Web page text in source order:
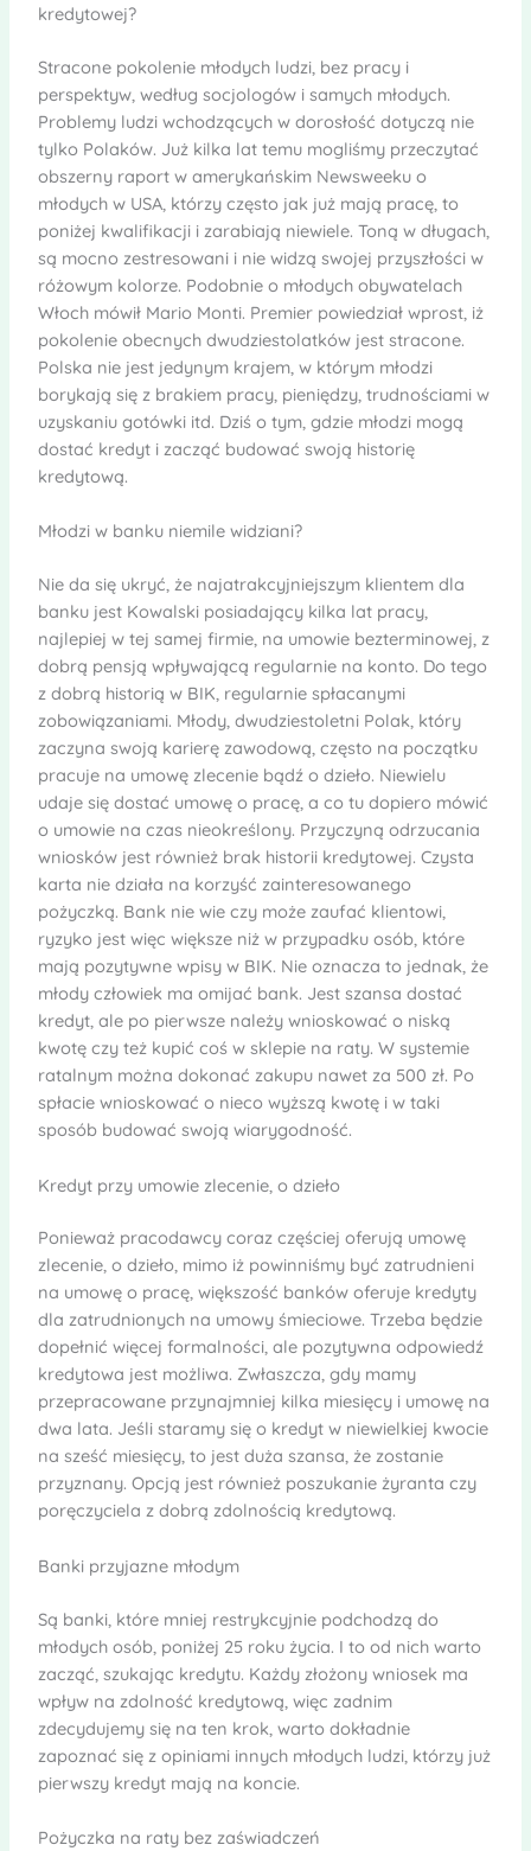
kredytowej?
Stracone pokolenie młodych ludzi, bez pracy i
perspektyw, według socjologów i samych młodych.
Problemy ludzi wchodzących w dorosłość dotyczą nie
tylko Polaków. Już kilka lat temu mogliśmy przeczytać
obszerny raport w amerykańskim Newsweeku o
młodych w USA, którzy często jak już mają pracę, to
poniżej kwalifikacji i zarabiają niewiele. Toną w długach,
są mocno zestresowani i nie widzą swojej przyszłości w
różowym kolorze. Podobnie o młodych obywatelach
Włoch mówił Mario Monti. Premier powiedział wprost, iż
pokolenie obecnych dwudziestolatków jest stracone.
Polska nie jest jedynym krajem, w którym młodzi
borykają się z brakiem pracy, pieniędzy, trudnościami w
uzyskaniu gotówki itd. Dziś o tym, gdzie młodzi mogą
dostać kredyt i zacząć budować swoją historię
kredytową.
Młodzi w banku niemile widziani?
Nie da się ukryć, że najatrakcyjniejszym klientem dla
banku jest Kowalski posiadający kilka lat pracy,
najlepiej w tej samej firmie, na umowie bezterminowej, z
dobrą pensją wpływającą regularnie na konto. Do tego
z dobrą historią w BIK, regularnie spłacanymi
zobowiązaniami. Młody, dwudziestoletni Polak, który
zaczyna swoją karierę zawodową, często na początku
pracuje na umowę zlecenie bądź o dzieło. Niewielu
udaje się dostać umowę o pracę, a co tu dopiero mówić
o umowie na czas nieokreślony. Przyczyną odrzucania
wniosków jest również brak historii kredytowej. Czysta
karta nie działa na korzyść zainteresowanego
pożyczką. Bank nie wie czy może zaufać klientowi,
ryzyko jest więc większe niż w przypadku osób, które
mają pozytywne wpisy w BIK. Nie oznacza to jednak, że
młody człowiek ma omijać bank. Jest szansa dostać
kredyt, ale po pierwsze należy wnioskować o niską
kwotę czy też kupić coś w sklepie na raty. W systemie
ratalnym można dokonać zakupu nawet za 500 zł. Po
spłacie wnioskować o nieco wyższą kwotę i w taki
sposób budować swoją wiarygodność.
Kredyt przy umowie zlecenie, o dzieło
Ponieważ pracodawcy coraz częściej oferują umowę
zlecenie, o dzieło, mimo iż powinniśmy być zatrudnieni
na umowę o pracę, większość banków oferuje kredyty
dla zatrudnionych na umowy śmieciowe. Trzeba będzie
dopełnić więcej formalności, ale pozytywna odpowiedź
kredytowa jest możliwa. Zwłaszcza, gdy mamy
przepracowane przynajmniej kilka miesięcy i umowę na
dwa lata. Jeśli staramy się o kredyt w niewielkiej kwocie
na sześć miesięcy, to jest duża szansa, że zostanie
przyznany. Opcją jest również poszukanie żyranta czy
poręczyciela z dobrą zdolnością kredytową.
Banki przyjazne młodym
Są banki, które mniej restrykcyjnie podchodzą do
młodych osób, poniżej 25 roku życia. I to od nich warto
zacząć, szukając kredytu. Każdy złożony wniosek ma
wpływ na zdolność kredytową, więc zadnim
zdecydujemy się na ten krok, warto dokładnie
zapoznać się z opiniami innych młodych ludzi, którzy już
pierwszy kredyt mają na koncie.
Pożyczka na raty bez zaświadczeń